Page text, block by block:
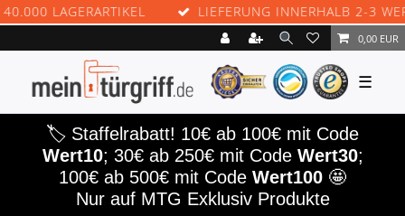
LAGERARTIKEL LIEFERUNG INNERHALB 2-3
0,00 EUR
☰
🏷️ Staffelrabatt! 10€ ab 100€ mit Code
Wert10; 30€ ab 250€ mit Code Wert30;
100€ ab 500€ mit Code Wert100 🤩
Nur auf MTG Exklusiv Produkte